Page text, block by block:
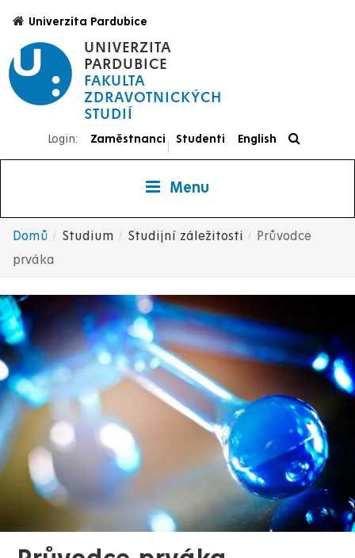
hlavnímu
obsahu
UNIVERZITA
PARDUBICE
FAKULTA
ZDRAVOTNICKÝCH
STUDIÍ
Univerzita Pardubice
Login: Zaměstnanci
|
Studenti English
Menu
Drobečková
navigace
Domů Studium Studijní záležitosti
Průvodce
prváka